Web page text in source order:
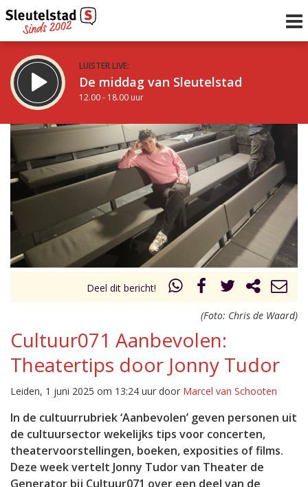
LUISTER LIVE:
De middag van Sleutelstad
12.00 - 18.00 uur
STRAKS:
De avond van Sleutelstad
18.00 - 21.00 uur
Vorig uur
uur 1 van 0 Volgend uur
Inklappen
Deel dit bericht!
(Foto: Chris de Waard)
Cultuur071 Aanbevolen:
Theatertips door Jonny Tudor
Leiden, 1 juni 2025 om 13:24 uur door Marcel van Schooten
In de cultuurrubriek ‘Aanbevolen’ geven personen uit
de cultuursector wekelijks tips voor concerten,
theatervoorstellingen, boeken, exposities of films.
Deze week vertelt Jonny Tudor van Theater de
Generator bij Cultuur071 over een deel van de